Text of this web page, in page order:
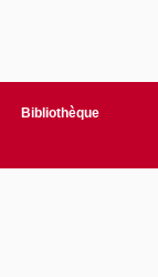
Bibliothèque